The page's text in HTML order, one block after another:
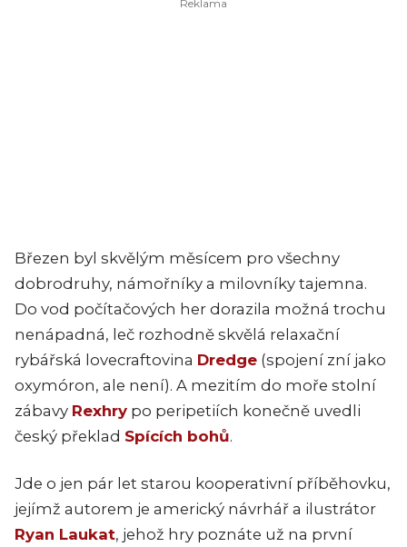
Březen byl skvělým měsícem pro všechny
dobrodruhy, námořníky a milovníky tajemna.
Do vod počítačových her dorazila možná trochu
nenápadná, leč rozhodně skvělá relaxační
rybářská lovecraftovina Dredge (spojení zní jako
oxymóron, ale není). A mezitím do moře stolní
zábavy Rexhry po peripetiích konečně uvedli
český překlad Spících bohů.
Jde o jen pár let starou kooperativní příběhovku,
jejímž autorem je americký návrhář a ilustrátor
Ryan Laukat, jehož hry poznáte už na první